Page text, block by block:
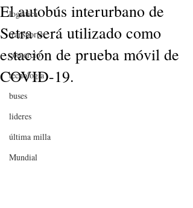
logistica
transporte
comercio
tecnologia
buses
lideres
última milla
Mundial
El autobús interurbano de
Setra será utilizado como
estación de prueba móvil de
COVID-19.